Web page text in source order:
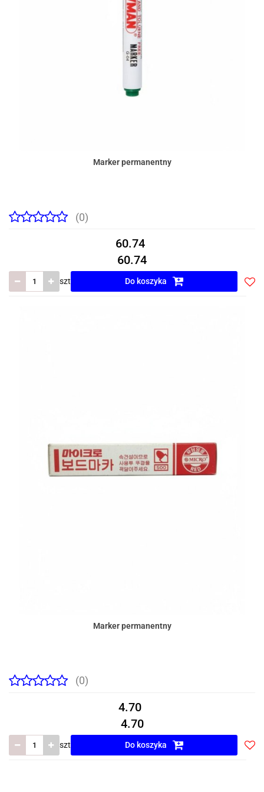
Marker permanentny
(0)
60.74
60.74
szt Do koszyka
Marker permanentny
(0)
4.70
4.70
szt Do koszyka